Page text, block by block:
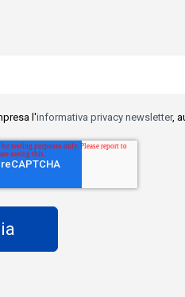
l'informativa privacy newsletter,